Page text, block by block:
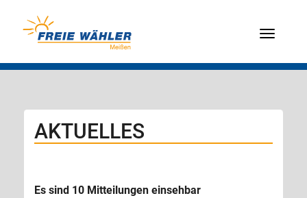
Menü
AKTUELLES
Es sind 10 Mitteilungen einsehbar